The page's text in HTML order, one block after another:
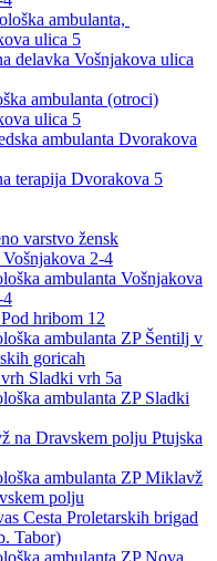
ambulanta,
ulica 5
delavka Vošnjakova ulica
ambulanta (otroci)
ulica 5
ambulanta Dvorakova
terapija Dvorakova 5
varstvo žensk
2-4
ambulanta Vošnjakova
4
hribom 12
ambulanta ZP Šentilj v
goricah
Sladki vrh 5a
ambulanta ZP Sladki
na Dravskem polju Ptujska
ambulanta ZP Miklavž
polju
Cesta Proletarskih brigad
Tabor)
ambulanta ZP Nova